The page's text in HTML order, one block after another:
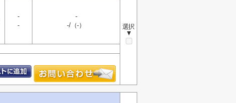
選択
▼
-
-
-
-/（-）